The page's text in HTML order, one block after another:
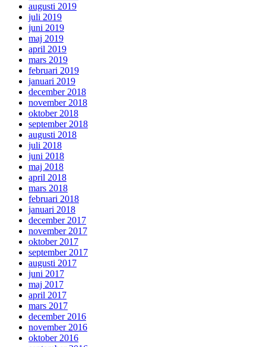
augusti 2019
juli 2019
juni 2019
maj 2019
april 2019
mars 2019
februari 2019
januari 2019
december 2018
november 2018
oktober 2018
september 2018
augusti 2018
juli 2018
juni 2018
maj 2018
april 2018
mars 2018
februari 2018
januari 2018
december 2017
november 2017
oktober 2017
september 2017
augusti 2017
juni 2017
maj 2017
april 2017
mars 2017
december 2016
november 2016
oktober 2016